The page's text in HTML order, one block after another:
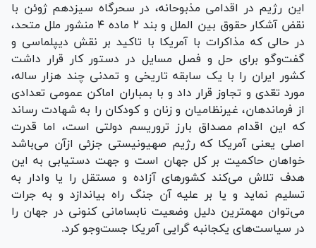
این رژیم در اقدامی مذبوحانه، در سحرگاه سیزدهم ژوئن با
نقض آشکار حقوق بین الملل و بند ۲ ماده ۴ منشور ملل متحد،
در حالی که مذاکرات با آمریکا با تاکید بر نقش دیپلماسی و
گفت‌و‌گو برای حل و فصل مسایل در دستور کار قرار داشت
کشور ایران را با یک سابقه تاریخی و تمدنی چند هزار ساله،
مورد تعّدی و تجاوز قرار داد و با بمباران اماکن عمومی تعدادی
از فرماندهان، غیرنظامیان و زنان و کودکان را به شهادت رساند
که این اقدام مصداق بارز تروریسم دولتی است، اما قدرت
اصلی یعنی آمریکا که رژیم صهیونیستی جزئی ازآن می‌باشد
خواهان حاکمیت بر کل جهان است و جهت دستیابی به این
هدف تلاش می‌کند کشور‌های آزاده و مستقل را یا وادار به
تسلیم نماید و یا بر علیه آن جنگ راه بیاندازد و به جرات
می‌توان مهمترین دلیل وضعیت نابسامانی کنونی در جهان را
در سیاست‌های یکجانبه گرایی آمریکا جست‌و‌جو کرد.